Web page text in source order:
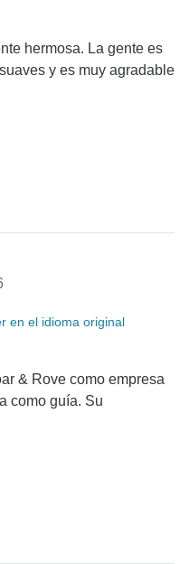
hermosa. La gente es
y es muy agradable
en el idioma original
& Rove como empresa
como guía. Su